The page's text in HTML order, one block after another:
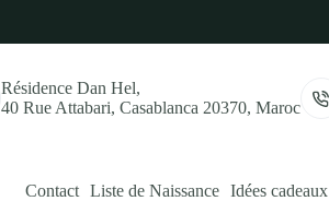
Résidence Dan Hel,
40 Rue Attabari, Casablanca 20370, Maroc
Contact Liste de Naissance Idées cadeaux